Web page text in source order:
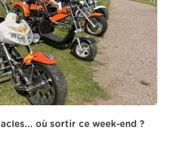
où sortir ce week-end ?